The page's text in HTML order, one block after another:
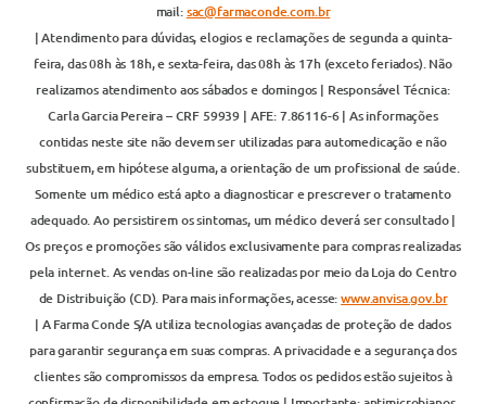
mail:sac@farmaconde.com.br
| Atendimento para dúvidas, elogios e reclamações de segunda a quinta-
feira, das 08h às 18h, e sexta-feira, das 08h às 17h (exceto feriados). Não
realizamos atendimento aos sábados e domingos | Responsável Técnica:
Carla Garcia Pereira – CRF 59939 | AFE: 7.86116-6 | As informações
contidas neste site não devem ser utilizadas para automedicação e não
substituem, em hipótese alguma, a orientação de um profissional de saúde.
Somente um médico está apto a diagnosticar e prescrever o tratamento
adequado. Ao persistirem os sintomas, um médico deverá ser consultado |
Os preços e promoções são válidos exclusivamente para compras realizadas
pela internet. As vendas on-line são realizadas por meio da Loja do Centro
de Distribuição (CD). Para mais informações, acesse:www.anvisa.gov.br
| A Farma Conde S/A utiliza tecnologias avançadas de proteção de dados
para garantir segurança em suas compras. A privacidade e a segurança dos
clientes são compromissos da empresa. Todos os pedidos estão sujeitos à